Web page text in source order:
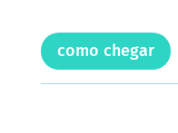
como chegar